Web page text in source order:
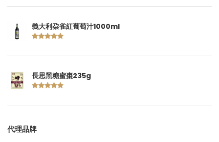
義大利朶雀紅葡萄汁1000ml
長思黑糖蜜棗235g
代理品牌